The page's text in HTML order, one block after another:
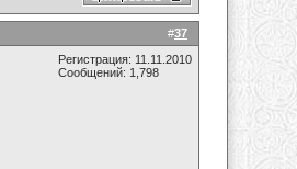
#37
Регистрация: 11.11.2010
Сообщений: 1,798